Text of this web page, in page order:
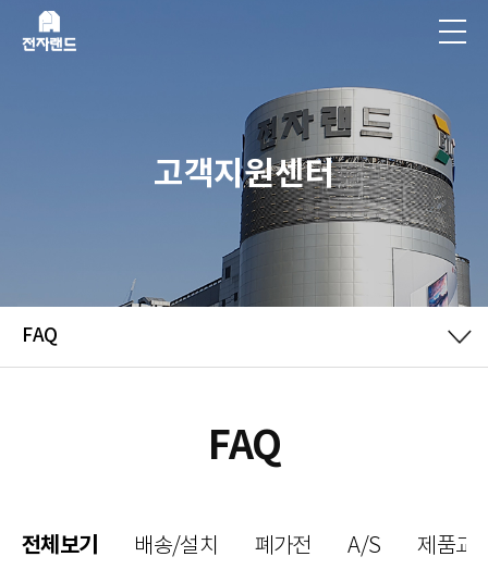
고객지원센터
FAQ
FAQ
전체보기 배송/설치 폐가전 A/S 제품교